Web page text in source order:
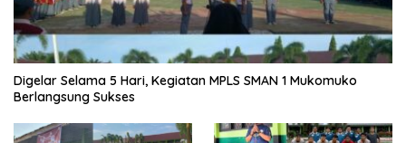
Digelar Selama 5 Hari, Kegiatan MPLS SMAN 1 Mukomuko
Berlangsung Sukses